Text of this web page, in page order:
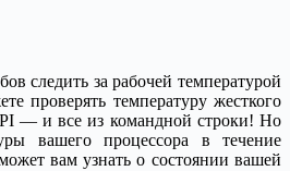
следить за рабочей температурой
проверять температуру жесткого
— и все из командной строки! Но
вашего процессора в течение
вам узнать о состоянии вашей